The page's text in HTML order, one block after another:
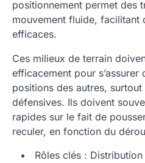
positionnement permet des
mouvement fluide, facilitant
efficaces.
Ces milieux de terrain
efficacement pour s’assurer
positions des autres,
défensives. Ils doivent
rapides sur le fait de
reculer, en fonction du
Rôles clés :